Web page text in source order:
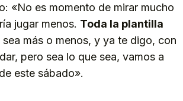
«No es momento de mirar mucho
jugar menos. Toda la plantilla
sea más o menos, y ya te digo, con
pero sea lo que sea, vamos a
este sábado».